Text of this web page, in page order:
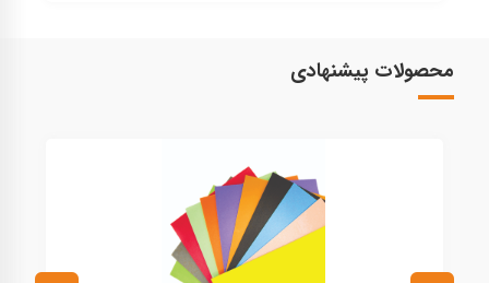
محصولات پیشنهادی